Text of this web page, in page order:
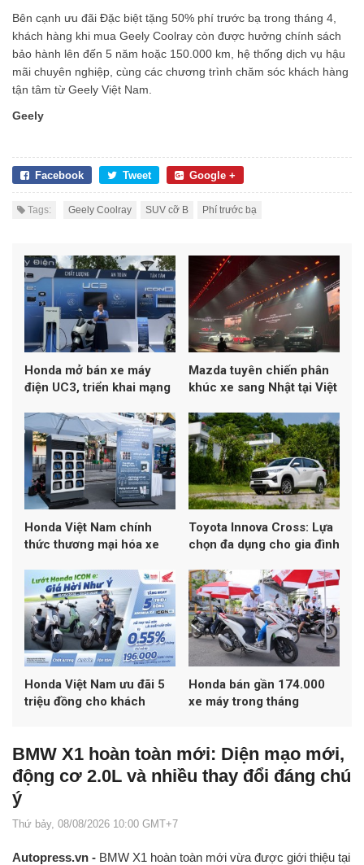
Bên cạnh ưu đãi Đặc biệt tặng 50% phí trước bạ trong tháng 4,
khách hàng khi mua Geely Coolray còn được hưởng chính sách
bảo hành lên đến 5 năm hoặc 150.000 km, hệ thống dịch vụ hậu
mãi chuyên nghiệp, cùng các chương trình chăm sóc khách hàng
tận tâm từ Geely Việt Nam.
Geely
Facebook Tweet Google +
Tags: Geely Coolray SUV cỡ B Phí trước bạ
Honda mở bán xe máy
điện UC3, triển khai mạng
Mazda tuyên chiến phân
khúc xe sang Nhật tại Việt
Hybrid và MX-5 mở màn
cuộc chơi mới
Honda Việt Nam chính
thức thương mại hóa xe
lưới đổi pin và sạc công
cộng
Toyota Innova Cross: Lựa
chọn đa dụng cho gia đình
Honda Việt Nam ưu đãi 5
triệu đồng cho khách
Honda bán gần 174.000
xe máy trong tháng
BMW X1 hoàn toàn mới: Diện mạo mới,
động cơ 2.0L và nhiều thay đổi đáng chú
ý
Thứ bảy, 08/08/2026 10:00 GMT+7
Autopress.vn - BMW X1 hoàn toàn mới vừa được giới thiệu tại